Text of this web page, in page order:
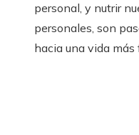
personal, y nutrir
personales, son
hacia una vida más